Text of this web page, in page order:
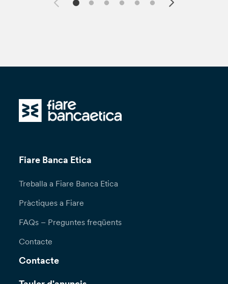
Fiare Banca Etica
Treballa a Fiare Banca Etica
Pràctiques a Fiare
FAQs – Preguntes freqüents
Contacte
Contacte